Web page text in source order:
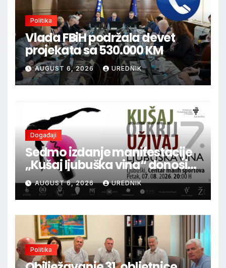
Politika
Vlada FBiH podržala devet
projekata sa 530.000 KM
AUGUST 6, 2026 UREDNIK
Događaji
Sedmo izdanje manifestacije
„Kušaj ljubuška vina“ donosi
vrhunska vina, gastronomiju i
glazbu
AUGUST 6, 2026 UREDNIK
Politika